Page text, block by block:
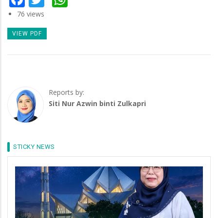
76 views
VIEW PDF
Reports by:
Siti Nur Azwin binti Zulkapri
STICKY NEWS